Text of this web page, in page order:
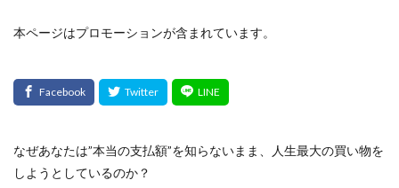
本ページはプロモーションが含まれています。
なぜあなたは”本当の支払額”を知らないまま、人生最大の買い物を
しようとしているのか？